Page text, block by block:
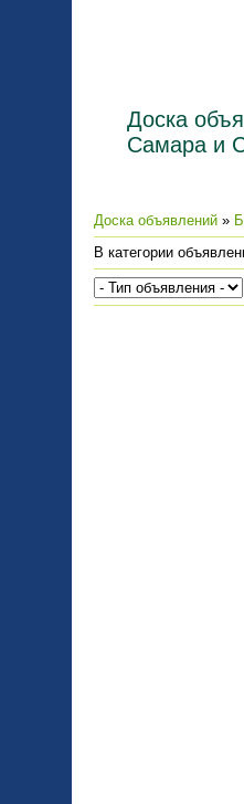
Доска
Самара и
Доска объявлений »
В категории